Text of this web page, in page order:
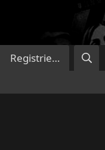
Registrieren